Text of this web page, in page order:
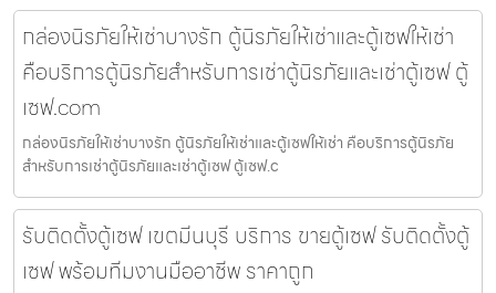
กล่องนิรภัยให้เช่าบางรัก ตู้นิรภัยให้เช่าและตู้เซฟให้เช่า
คือบริการตู้นิรภัยสำหรับการเช่าตู้นิรภัยและเช่าตู้เซฟ ตู้
เซฟ.com
กล่องนิรภัยให้เช่าบางรัก ตู้นิรภัยให้เช่าและตู้เซฟให้เช่า คือบริการตู้นิรภัย
สำหรับการเช่าตู้นิรภัยและเช่าตู้เซฟ ตู้เซฟ.c
รับติดตั้งตู้เซฟ เขตมีนบุรี บริการ ขายตู้เซฟ รับติดตั้งตู้
เซฟ พร้อมทีมงานมืออาชีพ ราคาถูก